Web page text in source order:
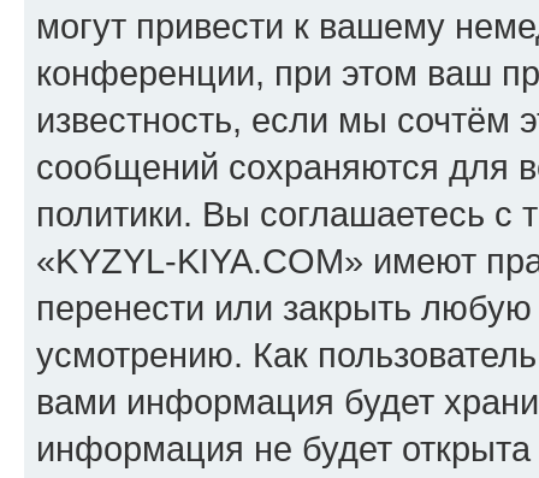
могут привести к вашему
конференции, при этом ваш
известность, если мы сочтём
сообщений сохраняются для
политики. Вы соглашаетесь
«KYZYL-KIYA.COM» имеют
перенести или закрыть
усмотрению. Как
вами информация будет
информация не будет